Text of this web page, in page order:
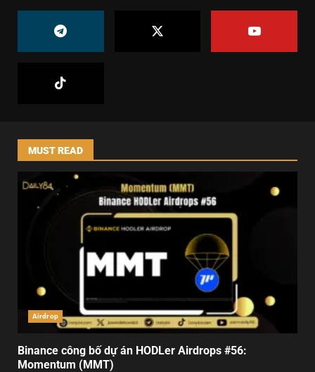
MUST READ
Airdrop
Binance công bố dự án HODLer Airdrops #56:
Momentum (MMT)